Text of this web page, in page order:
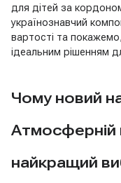
для дітей за
українознавчий
вартості та
ідеальним рішенням
Чому новий
Атмосферній
найкращий